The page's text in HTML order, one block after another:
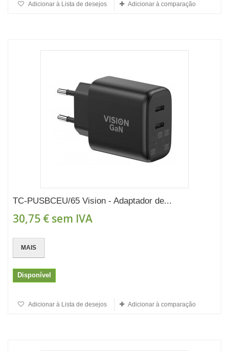
Adicionar à Lista de desejos Adicionar à comparação
TC-PUSBCEU/65 Vision - Adaptador de...
30,75 € sem IVA
MAIS
Disponível
Adicionar à Lista de desejos Adicionar à comparação